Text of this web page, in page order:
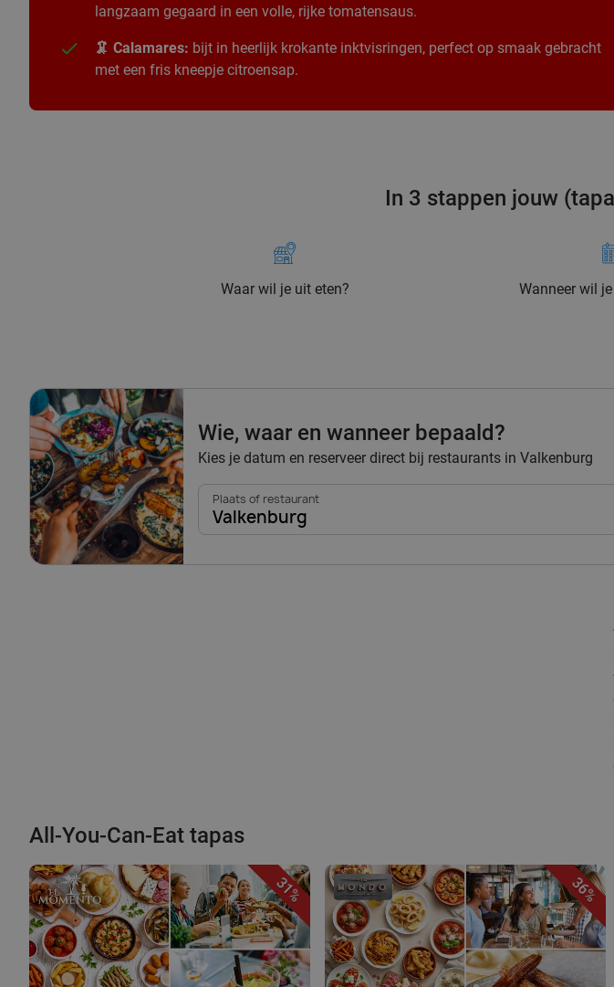
langzaam gegaard in een volle, rijke tomatensaus.
🦑 Calamares: bijt in heerlijk krokante inktvisringen, perfect op smaak gebracht
met een fris kneepje citroensap.
In 3 stappen jouw
Waar wil je uit eten? Wanneer wil
Wie, waar en wanneer bepaald?
Kies je datum en reserveer direct bij restaurants in Valkenburg
Plaats of restaurant
Valkenburg
All-You-Can-Eat tapas
31% 36%